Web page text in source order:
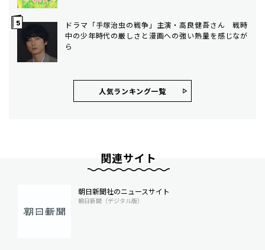
ドラマ「手塚治虫の戦争」主演・高良健吾さん 戦時
中の少年時代の厳しさと漫画への強い熱量を感じなが
ら
人気ランキング⼀覧
関連サイト
朝日新聞社のニュースサイト
朝日新聞（デジタル版）